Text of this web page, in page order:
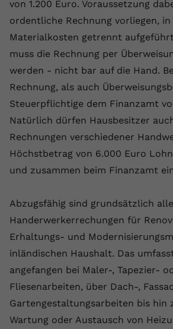
von 1.200 Euro. Voraussetzung
ordentliche Rechnung vorliegen,
Materialkosten getrennt
muss die Rechnung per
werden - nicht bar auf die Hand.
Rechnung, als auch
Steuerpflichtige dem Finanzamt
Natürlich dürfen Hausbesitzer
Rechnungen verschiedener
Höchstbetrag von 6.000 Euro
und zusammen beim Finanzamt
Abzugsfähig sind grundsätzlich alle
Handerwerkerrechungen für
Erhaltungs- und
inländischen Haushalt. Das
angefangen bei Maler-, Tapezier-
Fliesenarbeiten, über Dach-,
Gartengestaltungsarbeiten bis hin
Wartung oder Austausch von
Name CONSENT
Anbieter youtube.com
Laufzeit 2 Jahre
Zweck
YouTube setzt dieses
eingebettete
registriert anonyme
Name yt-remote-device-id
Laufzeit Session
Zweck
YouTube setzt diesen
speichern, der
Videos verwendet.
Name yt.innertube::requests